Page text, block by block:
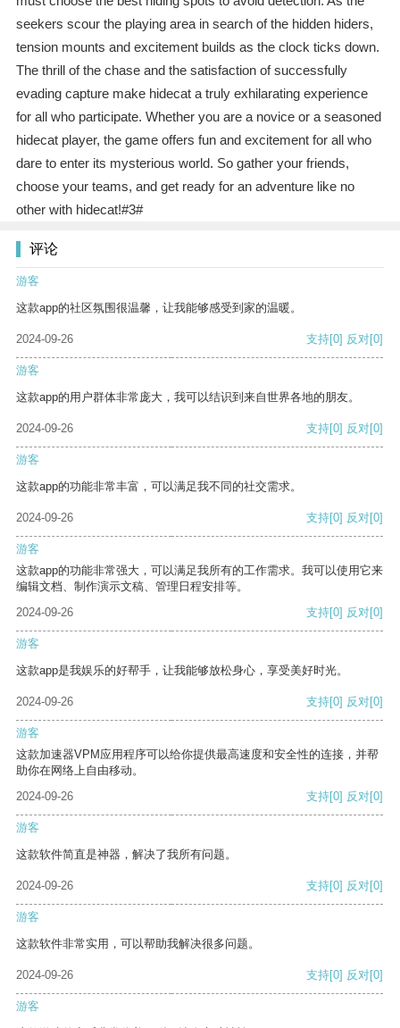
seekers scour the playing area in search of the hidden hiders,
tension mounts and excitement builds as the clock ticks down.
The thrill of the chase and the satisfaction of successfully
evading capture make hidecat a truly exhilarating experience
for all who participate. Whether you are a novice or a seasoned
hidecat player, the game offers fun and excitement for all who
dare to enter its mysterious world. So gather your friends,
choose your teams, and get ready for an adventure like no
other with hidecat!#3#
评论
游客
这款app的社区氛围很温馨，让我能够感受到家的温暖。
2024-09-26 支持[0] 反对[0]
游客
这款app的用户群体非常庞大，我可以结识到来自世界各地的朋友。
2024-09-26 支持[0] 反对[0]
游客
这款app的功能非常丰富，可以满足我不同的社交需求。
2024-09-26 支持[0] 反对[0]
游客
这款app的功能非常强大，可以满足我所有的工作需求。我可以使用它来
编辑文档、制作演示文稿、管理日程安排等。
2024-09-26
支持[0] 反对[0]
游客
这款app是我娱乐的好帮手，让我能够放松身心，享受美好时光。
2024-09-26 支持[0] 反对[0]
游客
这款加速器VPM应用程序可以给你提供最高速度和安全性的连接，并帮
助你在网络上自由移动。
2024-09-26
支持[0] 反对[0]
游客
这款软件简直是神器，解决了我所有问题。
2024-09-26 支持[0] 反对[0]
游客
这款软件非常实用，可以帮助我解决很多问题。
2024-09-26 支持[0] 反对[0]
游客